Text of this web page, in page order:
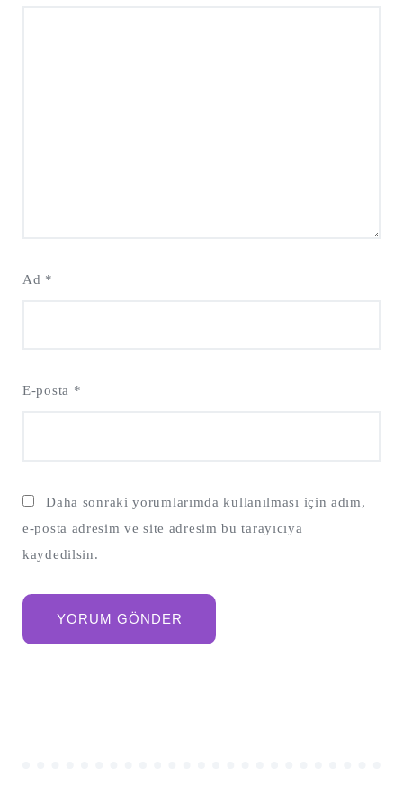
Ad *
E-posta *
Daha sonraki yorumlarımda kullanılması için adım,
e-posta adresim ve site adresim bu tarayıcıya
kaydedilsin.